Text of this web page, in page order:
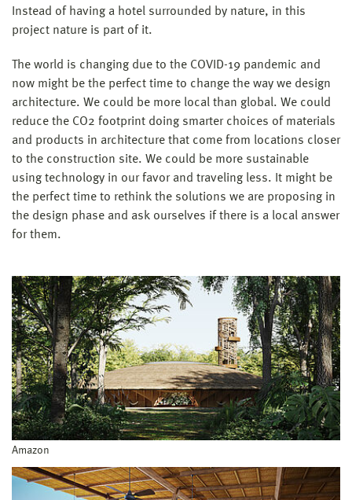
Instead of having a hotel surrounded by nature, in this
project nature is part of it.
The world is changing due to the COVID-19 pandemic and
now might be the perfect time to change the way we design
architecture. We could be more local than global. We could
reduce the CO2 footprint doing smarter choices of materials
and products in architecture that come from locations closer
to the construction site. We could be more sustainable
using technology in our favor and traveling less. It might be
the perfect time to rethink the solutions we are proposing in
the design phase and ask ourselves if there is a local answer
for them.
Amazon